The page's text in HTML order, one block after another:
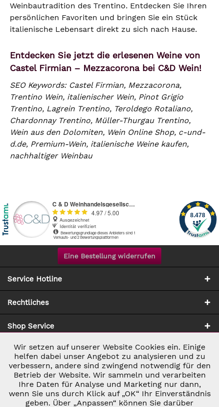
Weinbautradition des Trentino. Entdecken Sie Ihren
persönlichen Favoriten und bringen Sie ein Stück
italienische Lebensart direkt zu sich nach Hause.
Entdecken Sie jetzt die erlesenen Weine von
Castel Firmian – Mezzacorona bei C&D Wein!
SEO Keywords: Castel Firmian, Mezzacorona,
Trentino Wein, italienischer Wein, Pinot Grigio
Trentino, Lagrein Trentino, Teroldego Rotaliano,
Chardonnay Trentino, Müller-Thurgau Trentino,
Wein aus den Dolomiten, Wein Online Shop, c-und-
d.de, Premium-Wein, italienische Weine kaufen,
nachhaltiger Weinbau
Eine Bestellung widerrufen
Service Hotline
Rechtliches
Shop Service
Zahlung & Versand
Notwendig Aktiv
Marketing Inaktiv
Wir setzen auf unserer Website Cookies ein. Einige
helfen dabei unser Angebot zu analysieren und zu
verbessern, andere sind zwingend notwendig für den
Betrieb der Website. Wir sammeln und verarbeiten
Ihre Daten für Analyse und Marketing nur dann,
wenn Sie uns durch Klick auf „OK“ Ihr Einverständnis
geben. Über „Anpassen“ können Sie darüber